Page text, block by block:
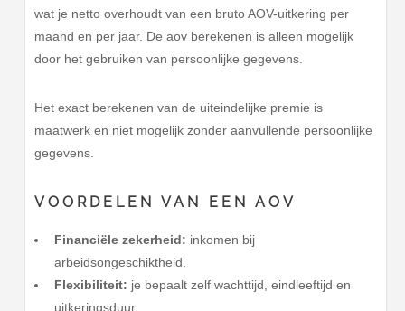
wat je netto overhoudt van een bruto AOV-uitkering per
maand en per jaar. De aov berekenen is alleen mogelijk
door het gebruiken van persoonlijke gegevens.
Het exact berekenen van de uiteindelijke premie is
maatwerk en niet mogelijk zonder aanvullende persoonlijke
gegevens.
VOORDELEN VAN EEN AOV
Financiële zekerheid: inkomen bij
arbeidsongeschiktheid.
Flexibiliteit: je bepaalt zelf wachttijd, eindleeftijd en
uitkeringsduur.